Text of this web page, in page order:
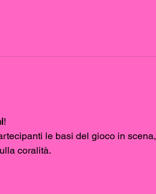
!
le basi del gioco in scena,
coralità.